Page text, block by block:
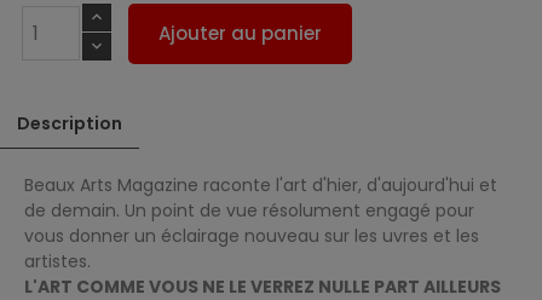
Ajouter au panier
Description
Beaux Arts Magazine raconte l'art d'hier, d'aujourd'hui et
de demain. Un point de vue résolument engagé pour
vous donner un éclairage nouveau sur les uvres et les
artistes.
L'ART COMME VOUS NE LE VERREZ NULLE PART AILLEURS